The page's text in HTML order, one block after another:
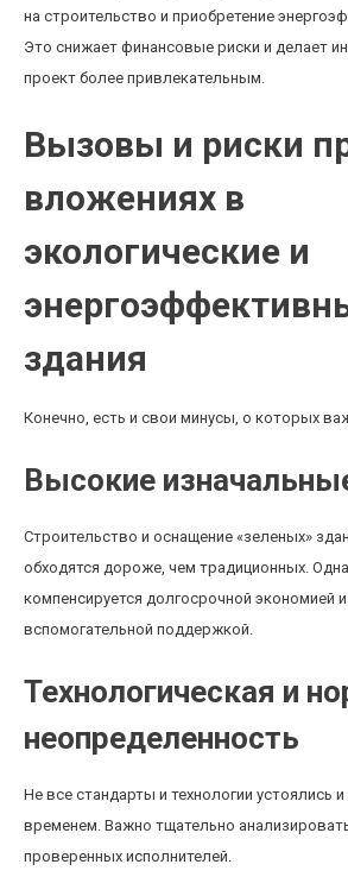
на строительство и приобретение
Это снижает финансовые риски и делает
проект более привлекательным.
Вызовы и риски
вложениях в
экологические и
здания
Конечно, есть и свои минусы, о которых
Высокие
Строительство и оснащение «зеленых»
обходятся дороже, чем традиционных.
компенсируется долгосрочной экономией
вспомогательной поддержкой.
Технологическая и
неопределенность
Не все стандарты и технологии устоялись
временем. Важно тщательно
проверенных исполнителей.